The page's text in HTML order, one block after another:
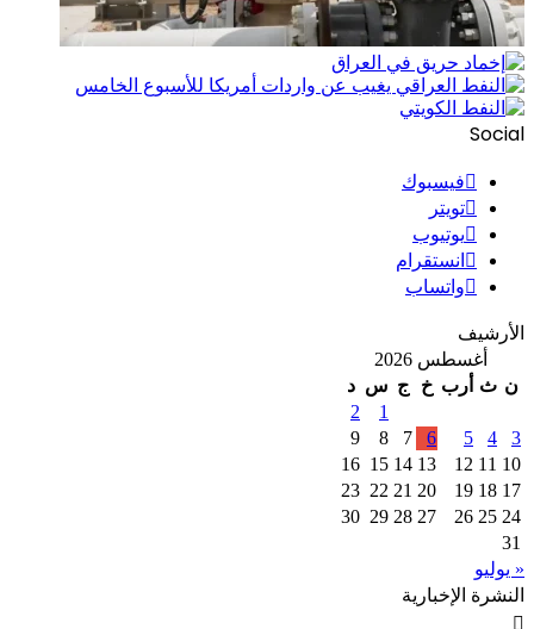
Social
فيسبوك
تويتر
يوتيوب
انستقرام
واتساب
الأرشيف
أغسطس 2026
ن ث أرب خ ج س د
1
2
3
4
5
6
7
8
9
10
11
12
13
14
15
16
17
18
19
20
21
22
23
24
25
26
27
28
29
30
31
« يوليو
النشرة الإخبارية